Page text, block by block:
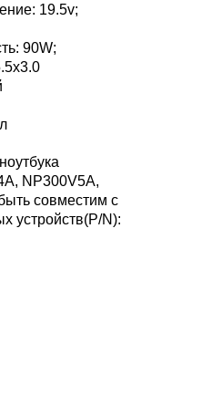
19.5v;
90W;
NP300V5A,
совместим с
устройств(P/N):